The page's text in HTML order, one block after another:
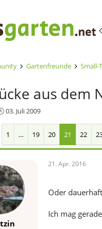
Gartenfreunde Small-
aus dem
E
e
l
t
a
m
03. Juli 2009
1 … 19 20 21 22
21. Apr. 2016
Oder
Ich mag